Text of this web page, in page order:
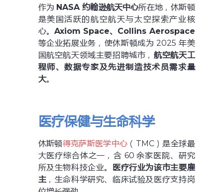
作为 NASA 约翰逊航天中心所在地，休斯顿
是美国活跃的航空航天与太空探索产业核
心。 Axiom Space、Collins Aerospace
等企业拓展业务，使休斯顿成为 2025 年美
国航空航天领域主要招聘城市，航空航天工
程师、数据专家及先进制造技术员需求量
大。
医疗保健与生命科学
休斯顿得克萨斯医学中心 （TMC）是全球最
大医疗综合体之一，含 60 余家医院、研究
所及生物科技企业。 医疗行业为该市主要雇
主，生命科学研究、临床试验及医疗支持岗